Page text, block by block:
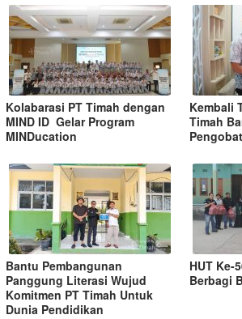
Kolabarasi PT Timah dengan
MIND ID Gelar Program
MINDucation
Kembali
Timah
Bantu Pembangunan
Panggung Literasi Wujud
Komitmen PT Timah Untuk
Dunia Pendidikan
HUT Ke-
Berbagi